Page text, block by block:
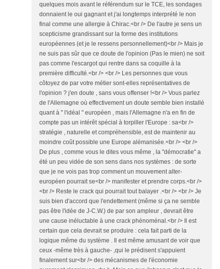
quelques mois avant le référendum sur le TCE, les sondages
donnaient le oui gagnant et j'ai longtemps interprété le non
final comme une allergie à Chirac.<br /> De l'autre je sens un
scepticisme grandissant sur la forme des institutions
européennes (et je le ressens personnellement)<br /> Mais je
ne suis pas sûr que ce doute de l'opinion (Pas le mien) ne soit
pas comme l'escargot qui rentre dans sa coquille à la
première difficulté.<br /> <br /> Les personnes que vous
côtoyez de par votre métier sont-elles représentatives de
l'opinion ? j'en doute , sans vous offenser !<br /> Vous parlez
de l'Allemagne où effectivement un doute semble bien installé
quant à " l'idéal " européen , mais l'Allemagne n'a en fin de
compte pas un intérêt spécial à torpiller l'Europe : sa<br />
stratégie , naturelle et compréhensible, est de maintenir au
moindre coût possible une Europe alémanisée.<br /> <br />
De plus , comme vous le dites vous même , la "démocratie" a
été un peu vidée de son sens dans nos systèmes : de sorte
que je ne vois pas trop comment un mouvement alter-
européen pourrait se<br /> manifester et prendre corps.<br />
<br /> Reste le crack qui pourrait tout balayer .<br /> <br /> Je
suis bien d'accord que l'endettement (même si ça ne semble
pas être l'idée de J-C.W.) de par son ampleur , devrait être
une cause inéluctable à une crack phénoménal.<br /> Il est
certain que cela devrait se produire : cela fait parti de la
logique même du système . Il est même amusant de voir que
ceux -même très à gauche- ,qui le prédisent s'appuient
finalement sur<br /> des mécanismes de l'économie